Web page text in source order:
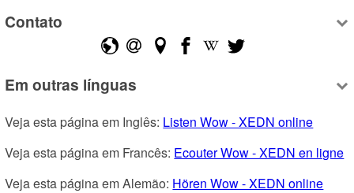
Contato
Em outras línguas
Veja esta página em Inglês: Listen Wow - XEDN online
Veja esta página em Francês: Ecouter Wow - XEDN en ligne
Veja esta página em Alemão: Hören Wow - XEDN online